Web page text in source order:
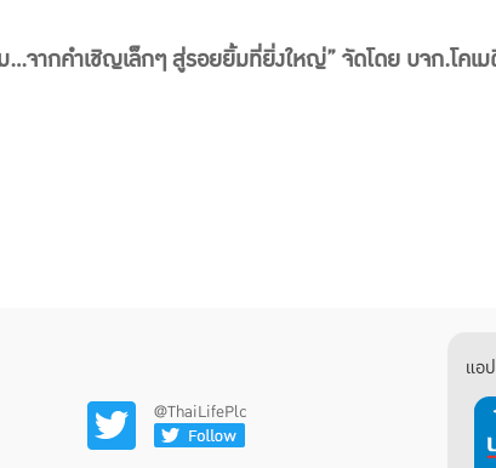
ากคำเชิญเล็กๆ สู่รอยยิ้มที่ยิ่งใหญ่” จัดโดย บจก.โคเ
@ThaiLifePlc
แอ